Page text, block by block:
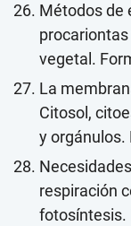
Métodos de
vegetal.
La
Citosol,
y orgánulos.
respiración
fotosíntesis.